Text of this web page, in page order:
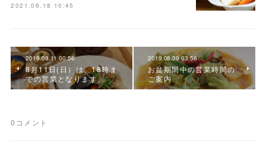
2021.06.18 10:45
2019.08.11 00:56
8月11日(日）は、18時ま
での営業となります。
2019.08.09 03:56
お盆期間中の営業時間の
ご案内
0 コメント